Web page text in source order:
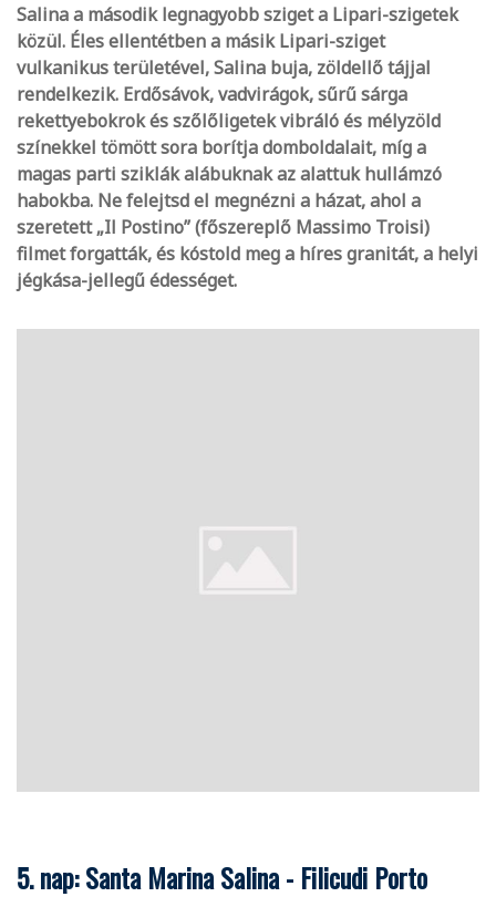
Salina a második legnagyobb sziget a Lipari-szigetek
közül. Éles ellentétben a másik Lipari-sziget
vulkanikus területével, Salina buja, zöldellő tájjal
rendelkezik. Erdősávok, vadvirágok, sűrű sárga
rekettyebokrok és szőlőligetek vibráló és mélyzöld
színekkel tömött sora borítja domboldalait, míg a
magas parti sziklák alábuknak az alattuk hullámzó
habokba. Ne felejtsd el megnézni a házat, ahol a
szeretett „Il Postino” (főszereplő Massimo Troisi)
filmet forgatták, és kóstold meg a híres granitát, a helyi
jégkása-jellegű édességet.
5. nap: Santa Marina Salina - Filicudi Porto